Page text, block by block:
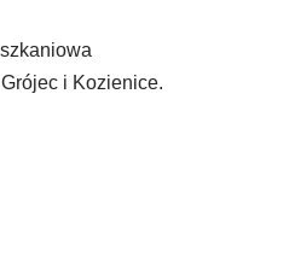
i Kozienice.